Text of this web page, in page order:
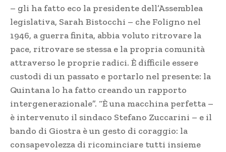
– gli ha fatto eco la presidente dell’Assemblea
legislativa, Sarah Bistocchi – che Foligno nel
1946, a guerra finita, abbia voluto ritrovare la
pace, ritrovare se stessa e la propria comunità
attraverso le proprie radici. È difficile essere
custodi di un passato e portarlo nel presente: la
Quintana lo ha fatto creando un rapporto
intergenerazionale”. “È una macchina perfetta –
è intervenuto il sindaco Stefano Zuccarini – e il
bando di Giostra è un gesto di coraggio: la
consapevolezza di ricominciare tutti insieme